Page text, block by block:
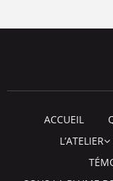
ACCUEIL
L’ATELIER